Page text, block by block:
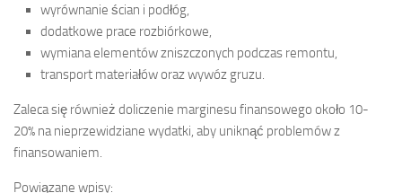
wyrównanie ścian i podłóg,
dodatkowe prace rozbiórkowe,
wymiana elementów zniszczonych podczas remontu,
transport materiałów oraz wywóz gruzu.
Zaleca się również doliczenie marginesu finansowego około 10-
20% na nieprzewidziane wydatki, aby uniknąć problemów z
finansowaniem.
Powiązane wpisy: